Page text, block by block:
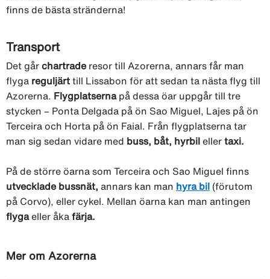
finns de bästa stränderna!
Transport
Det går chartrade resor till Azorerna, annars får man
flyga reguljärt till Lissabon för att sedan ta nästa flyg till
Azorerna.
Flygplatserna på dessa öar uppgår till tre
stycken – Ponta Delgada på ön Sao Miguel, Lajes på ön
Terceira och Horta på ön Faial. Från flygplatserna tar
man sig sedan vidare med buss, båt, hyrbil eller taxi.
På de större öarna som Terceira och Sao Miguel finns
utvecklade bussnät, annars kan man hyra bil (förutom
på Corvo), eller cykel. Mellan öarna kan man antingen
flyga eller åka färja.
Mer om Azorerna